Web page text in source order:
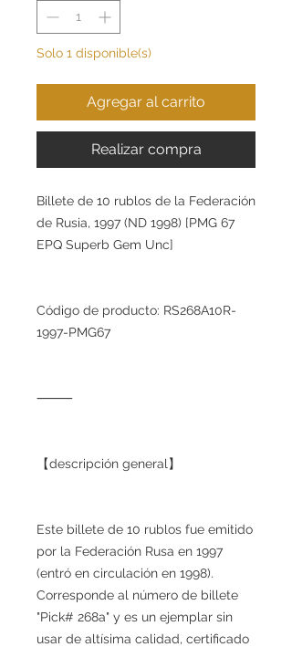
Solo 1 disponible(s)
Agregar al carrito
Realizar compra
Billete de 10 rublos de la Federación
de Rusia, 1997 (ND 1998) [PMG 67
EPQ Superb Gem Unc]
Código de producto: RS268A10R-
1997-PMG67
⸻
【descripción general】
Este billete de 10 rublos fue emitido
por la Federación Rusa en 1997
(entró en circulación en 1998).
Corresponde al número de billete
"Pick# 268a" y es un ejemplar sin
usar de altísima calidad, certificado